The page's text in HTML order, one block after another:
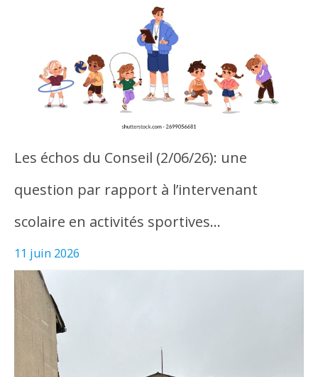
Les échos du Conseil (2/06/26): une
question par rapport à l’intervenant
scolaire en activités sportives…
11 juin 2026